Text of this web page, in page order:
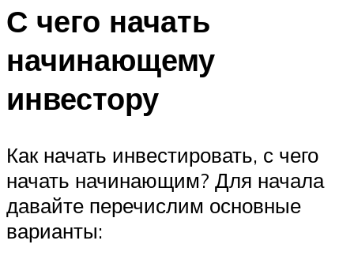
С чего начать
начинающему
инвестору
Как начать инвестировать, с чего
начать начинающим? Для начала
давайте перечислим основные
варианты: